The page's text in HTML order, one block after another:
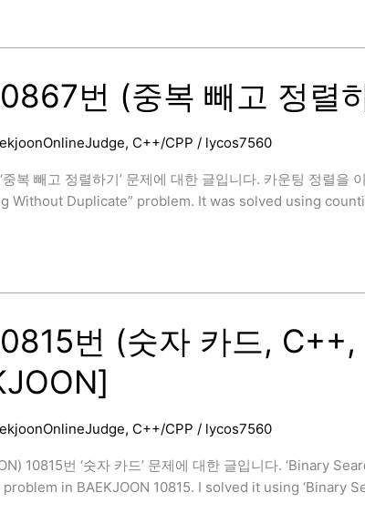
번 (중복 빼고 정렬
, C++/CPP / lycos7560
중복 빼고 정렬하기’ 문제에 대한 글입니다. 카운팅 정렬
Without Duplicate” problem. It was solved using
번 (숫자 카드,
, C++/CPP / lycos7560
10815번 ‘숫자 카드’ 문제에 대한 글입니다. ‘Binary
problem in BAEKJOON 10815. I solved it using ‘Binary